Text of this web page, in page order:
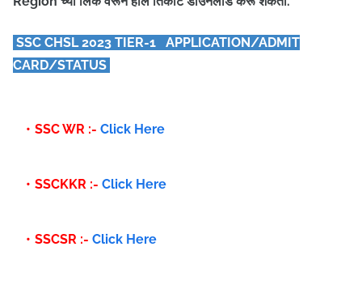
SSC CHSL 2023 TIER-1 APPLICATION/ADMIT
CARD/STATUS
SSC WR :- Click Here
SSCKKR :- Click Here
SSCSR :- Click Here